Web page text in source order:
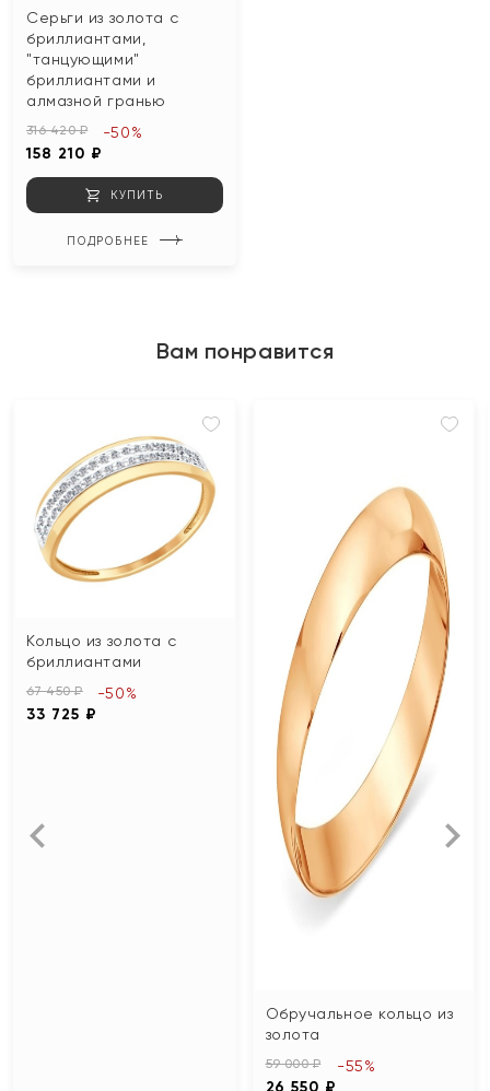
Серьги из золота с
бриллиантами,
"танцующими"
бриллиантами и
алмазной гранью
316 420 ₽
158 210 ₽
-50%
КУПИТЬ
ПОДРОБНЕЕ
Вам понравится
Кольцо из золота с
бриллиантами
67 450 ₽
33 725 ₽
-50%
Обручальное кольцо из
золота
59 000 ₽
26 550 ₽
-55%